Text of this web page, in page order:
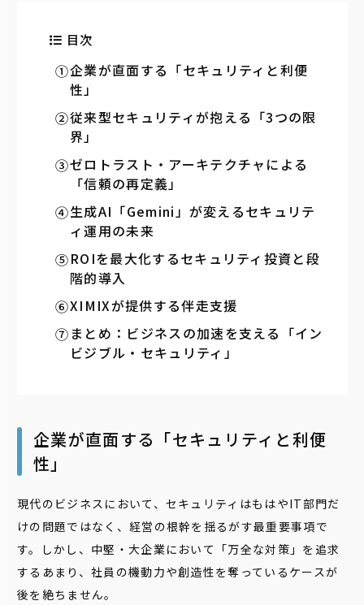
目次
企業が直面する「セキュリティと利便
性」
従来型セキュリティが抱える「3つの限
界」
ゼロトラスト・アーキテクチャによる
「信頼の再定義」
生成AI「Gemini」が変えるセキュリテ
ィ運用の未来
ROIを最大化するセキュリティ投資と段
階的導入
XIMIXが提供する伴走支援
まとめ：ビジネスの加速を支える「イン
ビジブル・セキュリティ」
企業が直面する「セキュリティと利便
性」
現代のビジネスにおいて、セキュリティはもはやIT部門だ
けの問題ではなく、経営の根幹を揺るがす最重要事項で
す。しかし、中堅・大企業において「万全な対策」を追求
するあまり、社員の機動力や創造性を奪っているケースが
後を絶ちません。